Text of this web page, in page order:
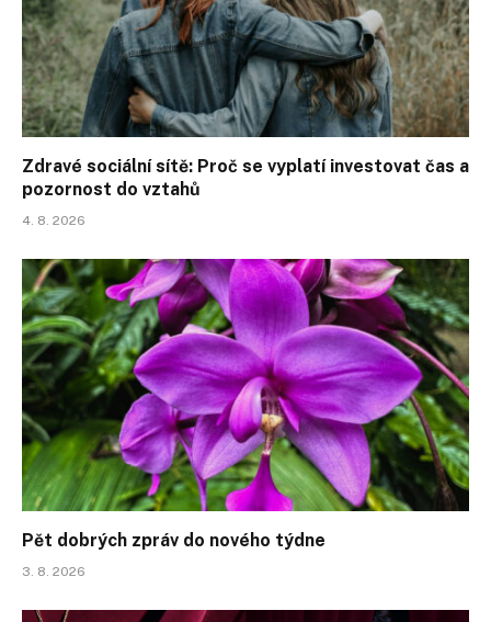
Zdravé sociální sítě: Proč se vyplatí investovat čas a
pozornost do vztahů
4. 8. 2026
Pět dobrých zpráv do nového týdne
3. 8. 2026